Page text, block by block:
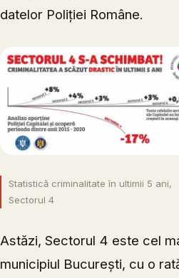
datelor Poliției Române.
Statistică criminalitate în ultimii 5 ani,
Sectorul 4
Astăzi, Sectorul 4 este cel
municipiul București, cu o